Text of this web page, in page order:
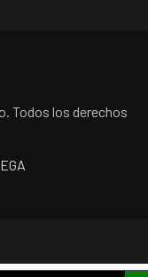
Todos los derechos